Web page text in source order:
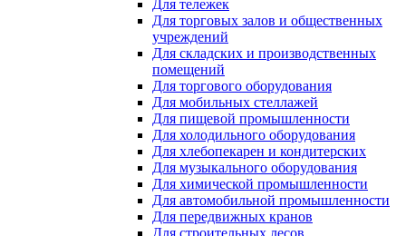
Для тележек
Для торговых залов и общественных
учреждений
Для складских и производственных
помещений
Для торгового оборудования
Для мобильных стеллажей
Для пищевой промышленности
Для холодильного оборудования
Для хлебопекарен и кондитерских
Для музыкального оборудования
Для химической промышленности
Для автомобильной промышленности
Для передвижных кранов
Для строительных лесов